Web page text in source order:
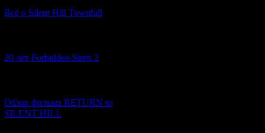
Всё о Silent Hill Townfall
20 лет Forbidden Siren 2
Обзор фильма RETURN to
SILENT HILL